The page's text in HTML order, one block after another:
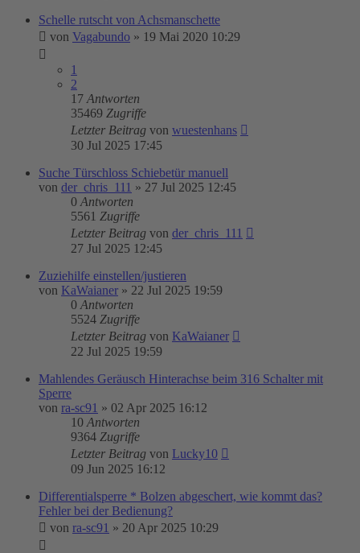
Schelle rutscht von Achsmanschette
von Vagabundo » 19 Mai 2020 10:29
1
2
17 Antworten
35469 Zugriffe
Letzter Beitrag von wuestenhans
30 Jul 2025 17:45
Suche Türschloss Schiebetür manuell
von der_chris_111 » 27 Jul 2025 12:45
0 Antworten
5561 Zugriffe
Letzter Beitrag von der_chris_111
27 Jul 2025 12:45
Zuziehilfe einstellen/justieren
von KaWaianer » 22 Jul 2025 19:59
0 Antworten
5524 Zugriffe
Letzter Beitrag von KaWaianer
22 Jul 2025 19:59
Mahlendes Geräusch Hinterachse beim 316 Schalter mit
Sperre
von ra-sc91 » 02 Apr 2025 16:12
10 Antworten
9364 Zugriffe
Letzter Beitrag von Lucky10
09 Jun 2025 16:12
Differentialsperre * Bolzen abgeschert, wie kommt das?
Fehler bei der Bedienung?
von ra-sc91 » 20 Apr 2025 10:29